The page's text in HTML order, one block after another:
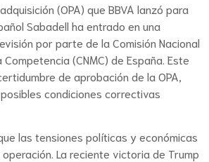
(OPA) que BBVA lanzó para
Sabadell ha entrado en una
por parte de la Comisión Nacional
(CNMC) de España. Este
de aprobación de la OPA,
condiciones correctivas
las tensiones políticas y económicas
La reciente victoria de Trump